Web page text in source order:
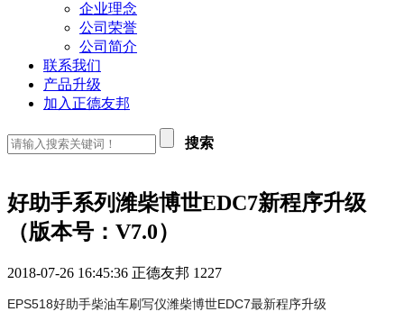
企业理念
公司荣誉
公司简介
联系我们
产品升级
加入正德友邦
搜索
好助手系列潍柴博世EDC7新程序升级
（版本号：V7.0）
2018-07-26 16:45:36 正德友邦 1227
EPS518好助手柴油车刷写仪潍柴博世EDC7最新程序升级